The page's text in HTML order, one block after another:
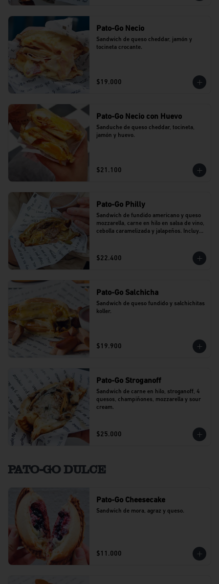
Pato-Go Necio
Sandwich de queso cheddar, jamón y
tocineta crocante.
$19.000
Pato-Go Necio con Huevo
Sanduche de queso cheddar, tocineta,
jamón y huevo.
$21.100
Pato-Go Philly
Sandwich de fundido americano y queso
mozzarella, carne en hilo en salsa de vino,
cebolla caramelizada y jalapeños. Incluye
$22.400
Pato-Go Salchicha
Sandwich de queso fundido y salchichitas
koller.
$19.900
Pato-Go Stroganoff
Sandwich de carne en hilo, stroganoff, 4
quesos, champiñones, mozzarella y sour
cream.
$25.000
PATO-GO DULCE
Pato-Go Cheesecake
Sandwich de mora, agraz y queso.
$11.000